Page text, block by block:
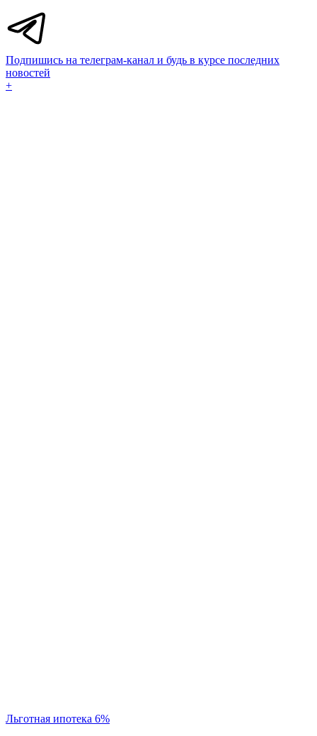
Подпишись на телеграм-канал и будь в курсе последних
новостей
+
Льготная ипотека 6%